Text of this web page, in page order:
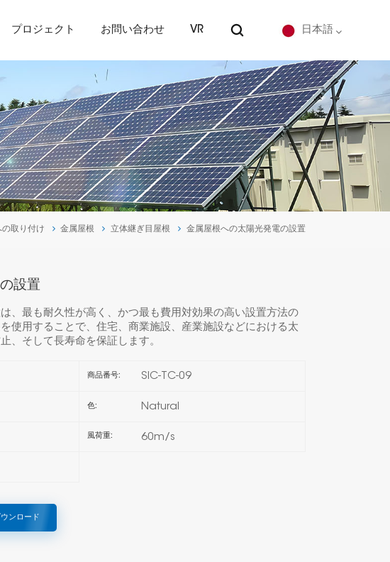
プロジェクト お問い合わせ VR 日本語
English
Deutsch
español
português
取り付け 金属屋根 立体継ぎ目屋根 金属屋根への太陽光発電の設置
設置
、最も耐久性が高く、かつ最も費用対効果の高い設置方法の
使用することで、住宅、商業施設、産業施設などにおける太
、そして長寿命を保証します。
商品番号: SIC-TC-09
色: Natural
風荷重: 60m/s
ウンロード